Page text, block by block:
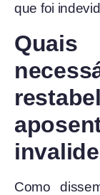
que foi
Quais
Como